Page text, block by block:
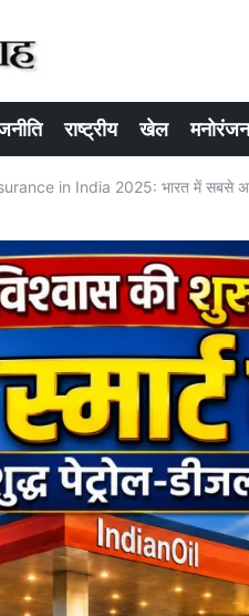
राष्ट्रीय खेल मनोरंजन
in India 2025: भारत में सबसे